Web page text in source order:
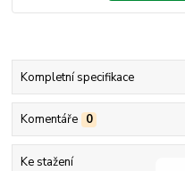
Kompletní specifikace
Komentáře 0
Ke stažení